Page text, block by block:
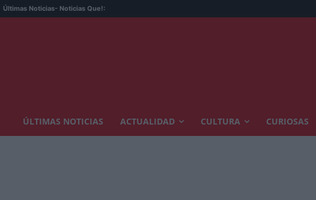
Últimas Noticias- Noticias Que!:
ÚLTIMAS NOTICIAS ACTUALIDAD CULTURA CURIOSAS